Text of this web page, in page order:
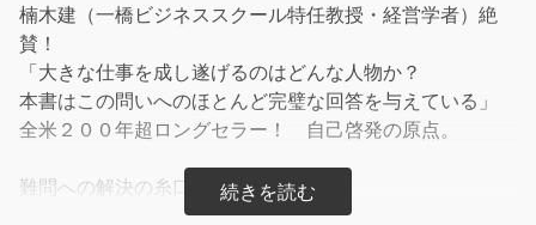
楠木建（一橋ビジネススクール特任教授・経営学者）絶
賛！
「大きな仕事を成し遂げるのはどんな人物か？
本書はこの問いへのほとんど完璧な回答を与えている」
全米２００年超ロングセラー！ 自己啓発の原点。
難問への解決の糸口は古典にある。
アメリカ建国の父として名高いベンジャミン・フランクリ